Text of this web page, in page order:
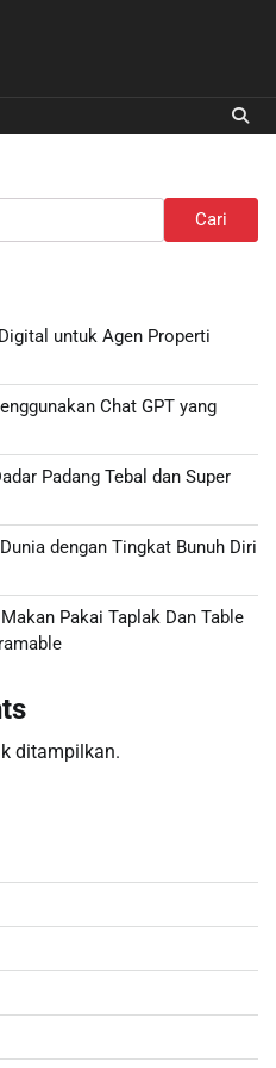
Cari
untuk Agen Properti
Chat GPT yang
Padang Tebal dan Super
dengan Tingkat Bunuh Diri
Pakai Taplak Dan Table
ditampilkan.